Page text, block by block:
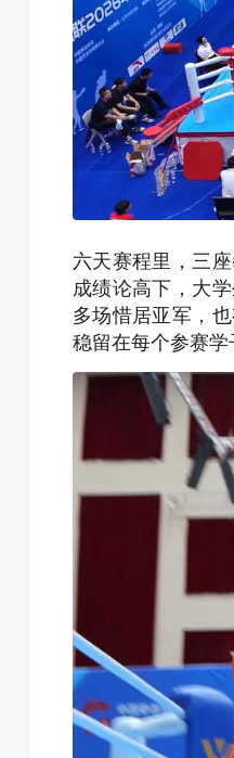
六天赛程里，三
成绩论高下，大
多场惜居亚军，
稳留在每个参赛学